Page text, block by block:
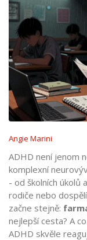
Angie Marini
ADHD není jenom
komplexní
- od školních úkolů
rodiče nebo
začne stejně:
nejlepší cesta? A
ADHD skvěle